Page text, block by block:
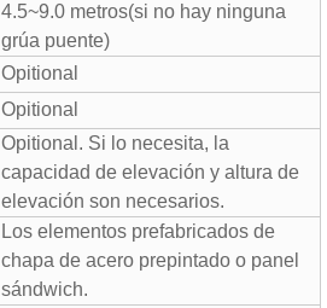
4.5~9.0 metros(si no hay ninguna
grúa puente)
Opitional
Opitional
Opitional. Si lo necesita, la
capacidad de elevación y altura de
elevación son necesarios.
Los elementos prefabricados de
chapa de acero prepintado o panel
sándwich.